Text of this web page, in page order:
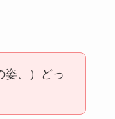
姿、）どっ